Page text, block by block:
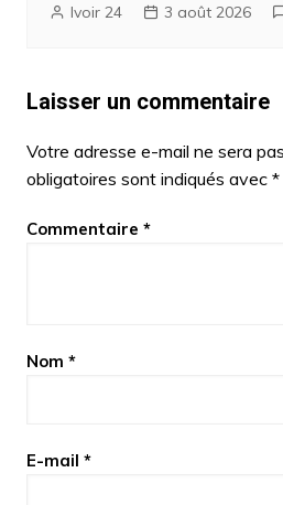
Ivoir 24 3 août 2026
Laisser un commentaire
Votre adresse e-mail ne sera
obligatoires sont indiqués avec *
Commentaire *
Nom *
E-mail *